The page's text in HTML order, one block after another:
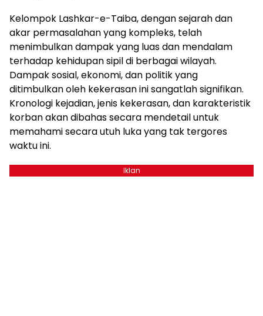
Kelompok Lashkar-e-Taiba, dengan sejarah dan
akar permasalahan yang kompleks, telah
menimbulkan dampak yang luas dan mendalam
terhadap kehidupan sipil di berbagai wilayah.
Dampak sosial, ekonomi, dan politik yang
ditimbulkan oleh kekerasan ini sangatlah signifikan.
Kronologi kejadian, jenis kekerasan, dan karakteristik
korban akan dibahas secara mendetail untuk
memahami secara utuh luka yang tak tergores
waktu ini.
Iklan